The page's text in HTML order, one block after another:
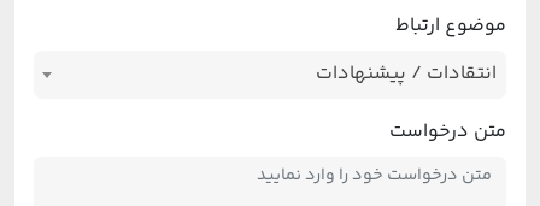
موضوع ارتباط
انتقادات / پیشنهادات
متن درخواست